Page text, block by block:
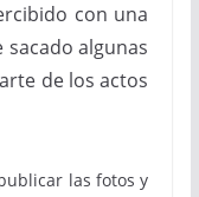
con una
sacado algunas
de los actos
las fotos y